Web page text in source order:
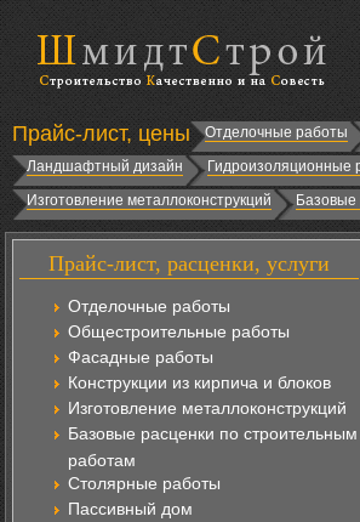
Прайс-лист, цены Отделочные работы
Ландшафтный дизайн
Гидроизоляционные
Изготовление металлоконструкций
Базовые
Прайс-лист, расценки, услуги
Отделочные работы
Общестроительные работы
Фасадные работы
Конструкции из кирпича и блоков
Изготовление металлоконструкций
Базовые расценки по строительным
работам
Столярные работы
Пассивный дом